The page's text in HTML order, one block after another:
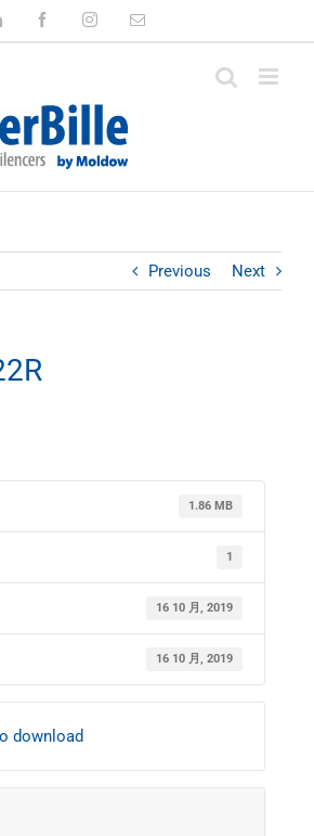
LinkedIn FacebookInstagramEmail
Previous Next
1.86 MB
1
16 10 月, 2019
16 10 月, 2019
download